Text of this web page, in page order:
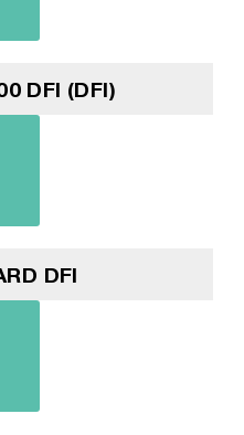
DFI (DFI)
DFI